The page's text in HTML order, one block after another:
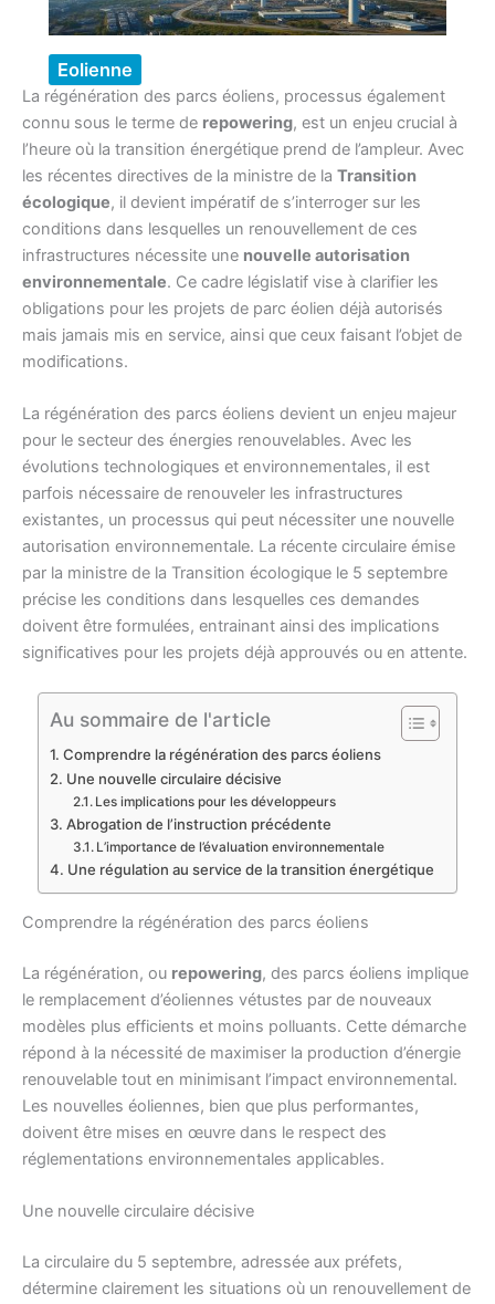
Eolienne
La régénération des parcs éoliens, processus également
connu sous le terme de repowering, est un enjeu crucial à
l’heure où la transition énergétique prend de l’ampleur. Avec
les récentes directives de la ministre de la Transition
écologique, il devient impératif de s’interroger sur les
conditions dans lesquelles un renouvellement de ces
infrastructures nécessite une nouvelle autorisation
environnementale. Ce cadre législatif vise à clarifier les
obligations pour les projets de parc éolien déjà autorisés
mais jamais mis en service, ainsi que ceux faisant l’objet de
modifications.
La régénération des parcs éoliens devient un enjeu majeur
pour le secteur des énergies renouvelables. Avec les
évolutions technologiques et environnementales, il est
parfois nécessaire de renouveler les infrastructures
existantes, un processus qui peut nécessiter une nouvelle
autorisation environnementale. La récente circulaire émise
par la ministre de la Transition écologique le 5 septembre
précise les conditions dans lesquelles ces demandes
doivent être formulées, entrainant ainsi des implications
significatives pour les projets déjà approuvés ou en attente.
Au sommaire de l'article
Comprendre la régénération des parcs éoliens
Une nouvelle circulaire décisive
Les implications pour les développeurs
Abrogation de l’instruction précédente
L’importance de l’évaluation environnementale
Une régulation au service de la transition énergétique
Comprendre la régénération des parcs éoliens
La régénération, ou repowering, des parcs éoliens implique
le remplacement d’éoliennes vétustes par de nouveaux
modèles plus efficients et moins polluants. Cette démarche
répond à la nécessité de maximiser la production d’énergie
renouvelable tout en minimisant l’impact environnemental.
Les nouvelles éoliennes, bien que plus performantes,
doivent être mises en œuvre dans le respect des
réglementations environnementales applicables.
Une nouvelle circulaire décisive
La circulaire du 5 septembre, adressée aux préfets,
détermine clairement les situations où un renouvellement de